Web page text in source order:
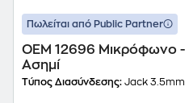
Πωλείται από Public Partner
OEM 12696 Μικρόφωνο -
Ασημί
Τύπος Διασύνδεσης: Jack 3.5mm